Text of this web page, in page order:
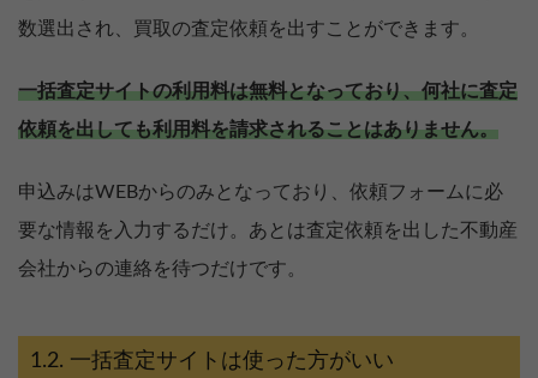
数選出され、買取の査定依頼を出すことができます。
一括査定サイトの利用料は無料となっており、何社に査定
依頼を出しても利用料を請求されることはありません。
申込みはWEBからのみとなっており、依頼フォームに必
要な情報を入力するだけ。あとは査定依頼を出した不動産
会社からの連絡を待つだけです。
一括査定サイトは使った方がいい